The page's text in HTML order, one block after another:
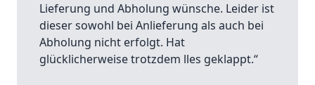
Lieferung und Abholung wünsche. Leider ist
dieser sowohl bei Anlieferung als auch bei
Abholung nicht erfolgt. Hat
glücklicherweise trotzdem lles geklappt.“